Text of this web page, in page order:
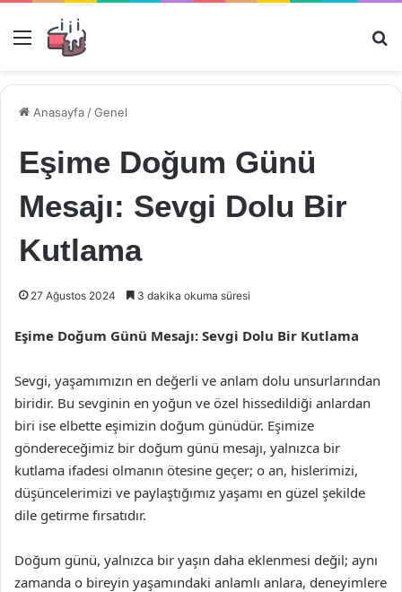
Menü
Anasayfa /Genel
Eşime Doğum Günü
Mesajı: Sevgi Dolu Bir
Kutlama
27 Ağustos 2024 3 dakika okuma süresi
Eşime Doğum Günü Mesajı: Sevgi Dolu Bir Kutlama
Sevgi, yaşamımızın en değerli ve anlam dolu unsurlarından
biridir. Bu sevginin en yoğun ve özel hissedildiği anlardan
biri ise elbette eşimizin doğum günüdür. Eşimize
göndereceğimiz bir doğum günü mesajı, yalnızca bir
kutlama ifadesi olmanın ötesine geçer; o an, hislerimizi,
düşüncelerimizi ve paylaştığımız yaşamı en güzel şekilde
dile getirme fırsatıdır.
Doğum günü, yalnızca bir yaşın daha eklenmesi değil; aynı
zamanda o bireyin yaşamındaki anlamlı anlara, deneyimlere